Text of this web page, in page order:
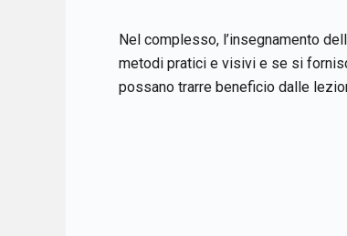
Nel complesso, l’insegnamento
metodi pratici e visivi e se si
possano trarre beneficio dalle